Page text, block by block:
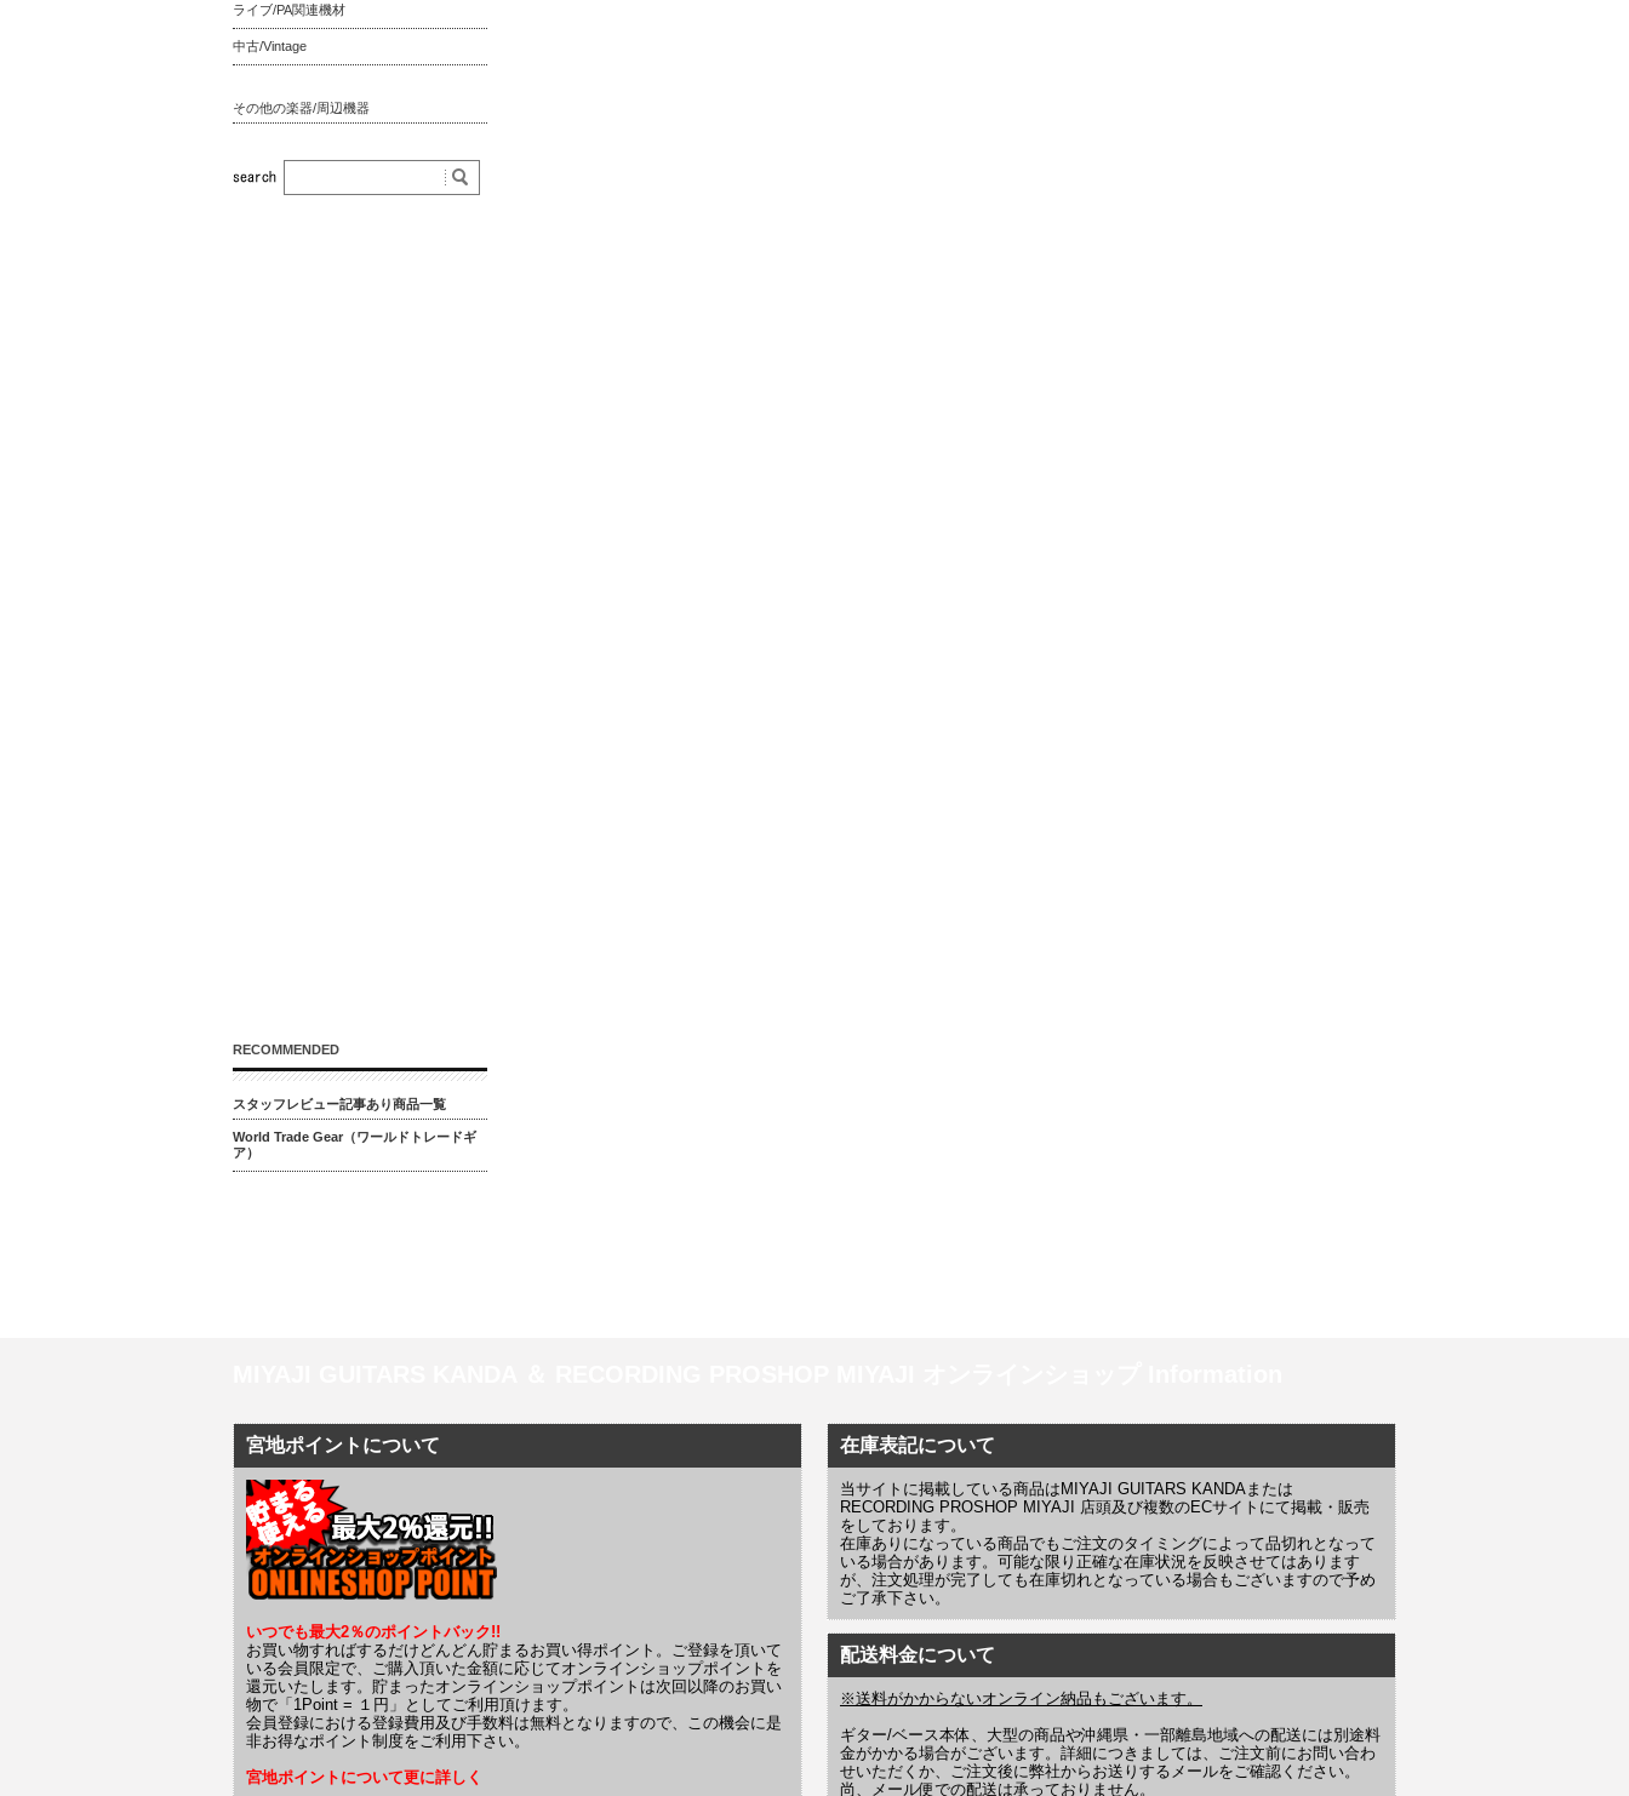
ライブ/PA関連機材
中古/Vintage
その他の楽器/周辺機器
RECOMMENDED
スタッフレビュー記事あり商品一覧
World Trade Gear（ワールドトレードギ
ア）
宮地ポイントについて
いつでも最大2％のポイントバック!!
お買い物すればするだけどんどん貯まるお買い得ポイント。ご登録を頂いて
いる会員限定で、ご購入頂いた金額に応じてオンラインショップポイントを
還元いたします。貯まったオンラインショップポイントは次回以降のお買い
物で「1Point = １円」としてご利用頂けます。
会員登録における登録費用及び手数料は無料となりますので、この機会に是
非お得なポイント制度をご利用下さい。
宮地ポイントについて更に詳しく
在庫表記について
当サイトに掲載している商品はMIYAJI GUITARS KANDAまたは
RECORDING PROSHOP MIYAJI 店頭及び複数のECサイトにて掲載・販売
をしております。
在庫ありになっている商品でもご注文のタイミングによって品切れとなって
いる場合があります。可能な限り正確な在庫状況を反映させてはあります
が、注文処理が完了しても在庫切れとなっている場合もございますので予め
ご了承下さい。
配送料金について
※送料がかからないオンライン納品もございます。
ギター/ベース本体、大型の商品や沖縄県・一部離島地域への配送には別途料
金がかかる場合がございます。詳細につきましては、ご注文前にお問い合わ
せいただくか、ご注文後に弊社からお送りするメールをご確認ください。
尚、メール便での配送は承っておりません。